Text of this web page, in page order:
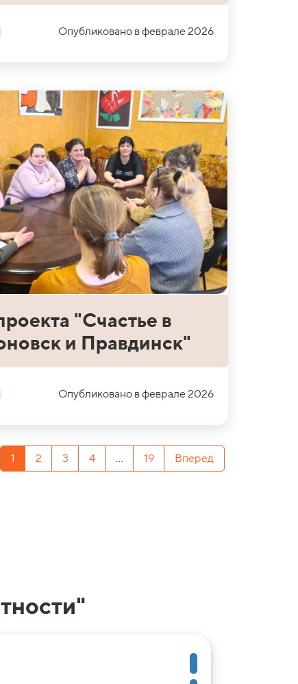
Опубликовано в феврале 2026
"Счастье в
и Правдинск"
Опубликовано в феврале 2026
1 2 3 4 ... 19 Вперед